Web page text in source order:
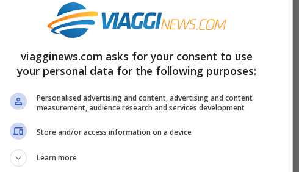
viagginews.com asks for your consent to use
your personal data for the following purposes:
Personalised advertising and content, advertising and content
measurement, audience research and services development
Store and/or access information on a device
Learn more